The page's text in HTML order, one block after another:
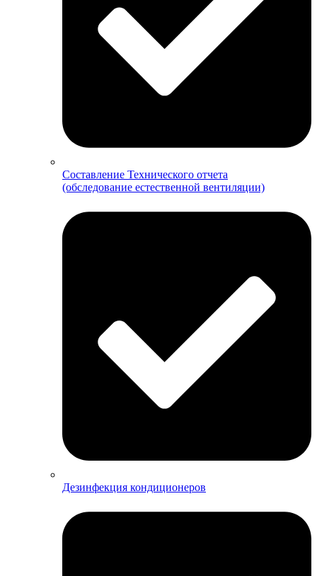
Составление Технического отчета
(обследование естественной вентиляции)
Дезинфекция кондиционеров